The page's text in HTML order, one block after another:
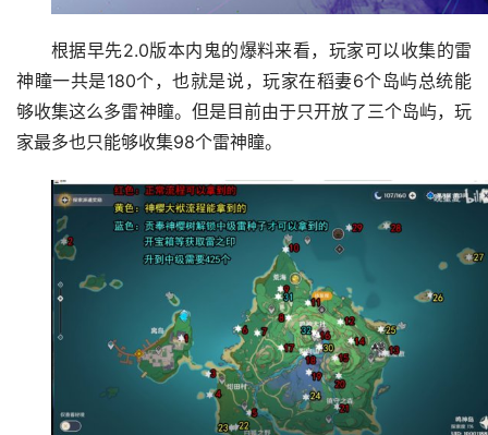
根据早先2.0版本内鬼的爆料来看，玩家可以收集的雷
神瞳一共是180个，也就是说，玩家在稻妻6个岛屿总统能
够收集这么多雷神瞳。但是目前由于只开放了三个岛屿，玩
家最多也只能够收集98个雷神瞳。